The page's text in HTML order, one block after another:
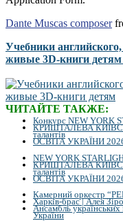
Dante Muscas composer
Учебники
живые 3D-книги детям
ЧИТАЙТЕ ТАКЖЕ:
Конкурс NEW YORK
КРИШТАЛЕВА
талантів
ОСВІТА УКРАЇНИ 2026,
NEW YORK
КРИШТАЛЕВА
талантів
ОСВІТА УКРАЇНИ
Камерний оркестр
Харків-брас | Алея
Ансамбль українських
України